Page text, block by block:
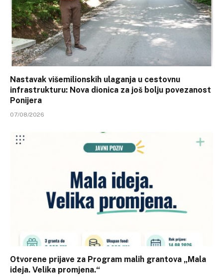
Nastavak višemilionskih ulaganja u cestovnu
infrastrukturu: Nova dionica za još bolju povezanost
Ponijera
07/08/2026
Otvorene prijave za Program malih grantova „Mala
ideja. Velika promjena.“